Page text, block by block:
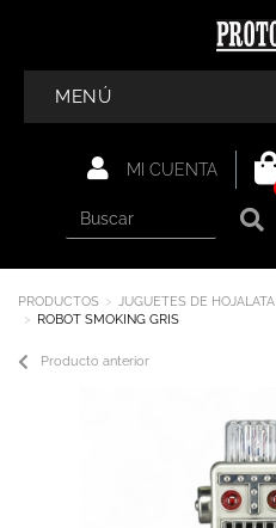
MENÚ
MI CUENTA
PRODUCTOS JUGUETES DE HOJALATA
ROBOT SMOKING GRIS
Producto anterior